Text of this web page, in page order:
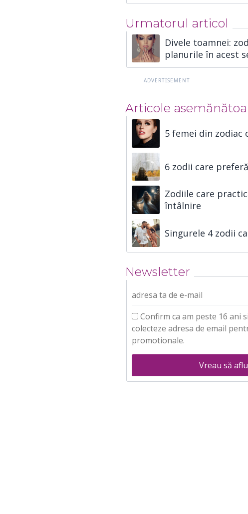
Urmatorul articol
Divele toamnei:
planurile în acest
Articole
5 femei din zodiac
6 zodii care
Zodiile care
întâlnire
Singurele 4 zodii
Newsletter
adresa ta de e-mail
Confirm ca am peste 16 ani
colecteze adresa de email
promotionale.
Vreau să